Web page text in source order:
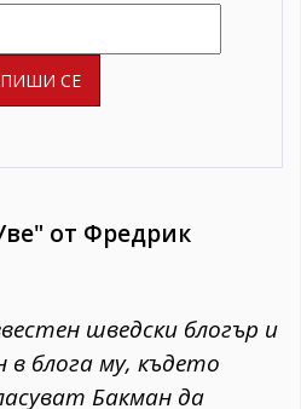
от Фредрик
шведски блогър и
в блога му, където
Бакман да